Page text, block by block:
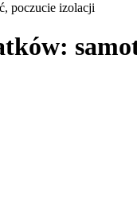
poczucie izolacji